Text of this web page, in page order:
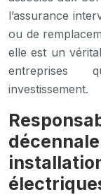
l’assurance
ou de
elle est un
entreprises
investissement.